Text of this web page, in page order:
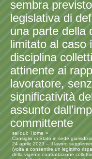
sembra
legislativa di
una parte della
limitato al caso
disciplina
attinente ai
lavoratore,
significatività
assunto
committente
sei qui:
Home
Consiglio di Stato in sede
24 aprile 2023 – Il lavoro
(volta a consentire un legittimo
della vigente contrattazione